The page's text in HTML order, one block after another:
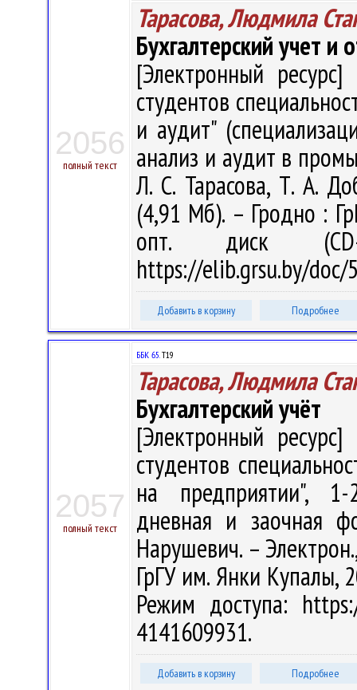
2056
полный текст
Тарасова, Людмила
Бухгалтерский учет и
[Электронный
студентов
и аудит"
анализ и аудит в
Л. С. Тарасова, Т. А.
(4,91 Мб). – Гродно :
опт. диск
https://elib.grsu.by/doc/
Добавить в корзину Подробнее
2057
полный текст
ББК 65.Т19
Тарасова, Людмила
Бухгалтерский учёт
[Электронный
студентов
на предприятии", 1-
дневная и заочная
Нарушевич. –
ГрГУ им. Янки Купалы,
Режим доступа:
4141609931.
Добавить в корзину Подробнее